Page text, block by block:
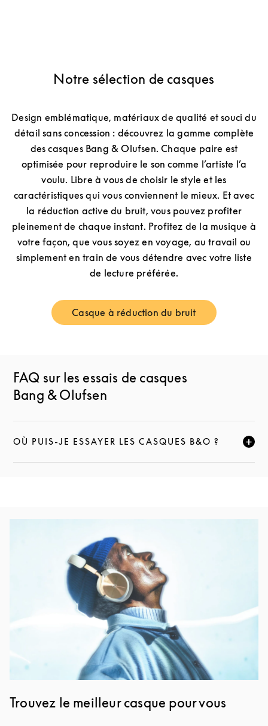
Notre sélection de casques
Design emblématique, matériaux de qualité et souci du
détail sans concession : découvrez la gamme complète
des casques Bang & Olufsen. Chaque paire est
optimisée pour reproduire le son comme l’artiste l’a
voulu. Libre à vous de choisir le style et les
caractéristiques qui vous conviennent le mieux. Et avec
la réduction active du bruit, vous pouvez profiter
pleinement de chaque instant. Profitez de la musique à
votre façon, que vous soyez en voyage, au travail ou
simplement en train de vous détendre avec votre liste
de lecture préférée.
Casque à réduction du bruit
Link Opens in New Tab
FAQ sur les essais de casques
Bang & Olufsen
OÙ PUIS-JE ESSAYER LES CASQUES B&O ?
CLIQUEZ POUR ÉLARGIR CETTE DESCRIPTION ET
Trouvez le meilleur casque pour vous